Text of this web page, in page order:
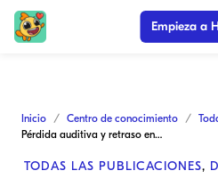
Empieza a
Inicio Centro de conocimiento
Pérdida auditiva y retraso en el desarrollo del habla
TODAS LAS PUBLICACIONES,